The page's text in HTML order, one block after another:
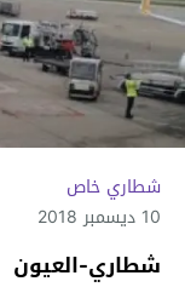
شطاري خاص
10 ديسمبر 2018
شطاري-العيون